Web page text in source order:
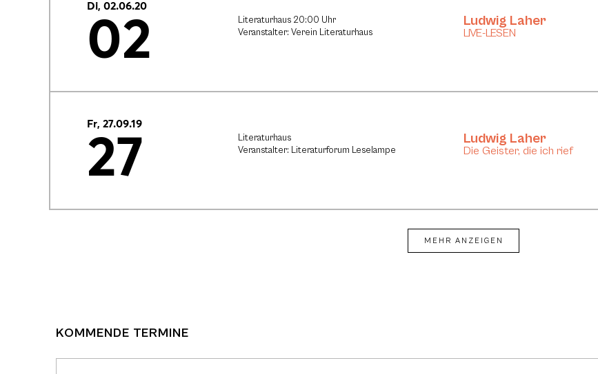
Di, 02.06.20
02
Literaturhaus 20:00 Uhr
Veranstalter: Verein Literaturhaus
Ludwig Laher
LIVE-LESEN
Fr, 27.09.19
27
Literaturhaus
Veranstalter: Literaturforum Leselampe
Ludwig Laher
Die Geister, die ich rief
MEHR ANZEIGEN
KOMMENDE TERMINE